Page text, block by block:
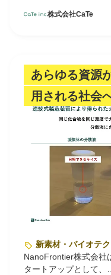
動」と「行動変容」
人を繋ぎ、より快適な
株式会社CaTe
あらゆる資源
用される社会
新素材・バイオテ
NanoFrontier株式会社
タートアップとして、